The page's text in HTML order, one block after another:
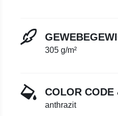
305 g/m²
COLOR CODE
anthrazit